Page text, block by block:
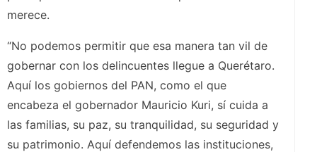
merece.
“No podemos permitir que esa manera tan vil de
gobernar con los delincuentes llegue a Querétaro.
Aquí los gobiernos del PAN, como el que
encabeza el gobernador Mauricio Kuri, sí cuida a
las familias, su paz, su tranquilidad, su seguridad y
su patrimonio. Aquí defendemos las instituciones,